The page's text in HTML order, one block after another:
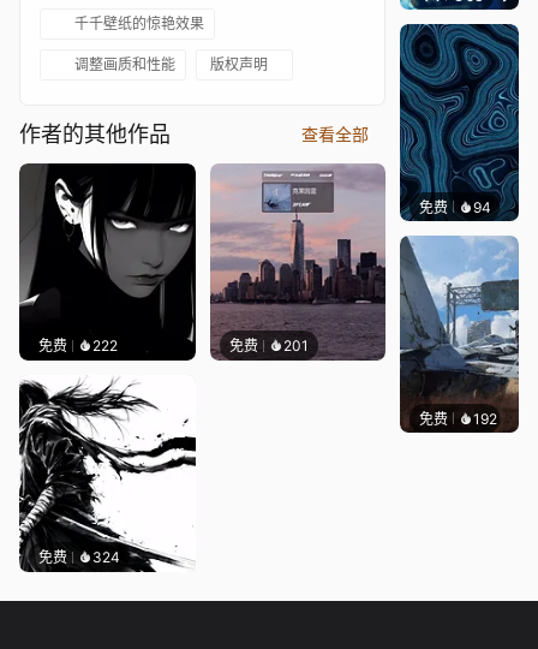
千千壁纸的惊艳效果
调整画质和性能 版权声明
作者的其他作品 查看全部
免费 222 免费 201
免费 324
免费 94
免费 192